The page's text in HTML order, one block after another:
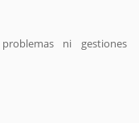
ni gestiones